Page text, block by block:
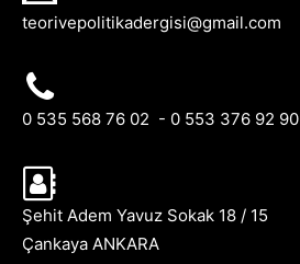
teorivepolitikadergisi@gmail.com
0 535 568 76 02 - 0 553 376 92 90
Şehit Adem Yavuz Sokak 18 / 15
Çankaya ANKARA